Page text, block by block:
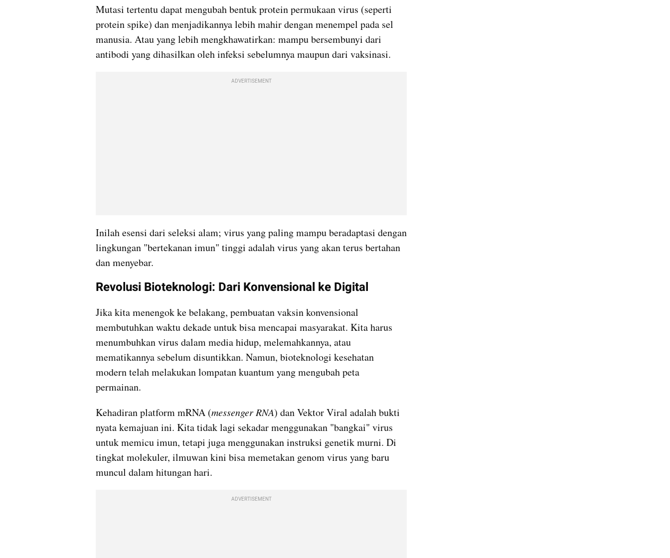
Mutasi tertentu dapat mengubah bentuk protein permukaan virus (seperti
protein spike) dan menjadikannya lebih mahir dengan menempel pada sel
manusia. Atau yang lebih mengkhawatirkan: mampu bersembunyi dari
antibodi yang dihasilkan oleh infeksi sebelumnya maupun dari vaksinasi.
ADVERTISEMENT
Inilah esensi dari seleksi alam; virus yang paling mampu beradaptasi dengan
lingkungan "bertekanan imun" tinggi adalah virus yang akan terus bertahan
dan menyebar.
Revolusi Bioteknologi: Dari Konvensional ke Digital
​Jika kita menengok ke belakang, pembuatan vaksin konvensional
membutuhkan waktu dekade untuk bisa mencapai masyarakat. Kita harus
menumbuhkan virus dalam media hidup, melemahkannya, atau
mematikannya sebelum disuntikkan. Namun, bioteknologi kesehatan
modern telah melakukan lompatan kuantum yang mengubah peta
permainan.
​Kehadiran platform mRNA (messenger RNA) dan Vektor Viral adalah bukti
nyata kemajuan ini. Kita tidak lagi sekadar menggunakan "bangkai" virus
untuk memicu imun, tetapi juga menggunakan instruksi genetik murni. Di
tingkat molekuler, ilmuwan kini bisa memetakan genom virus yang baru
muncul dalam hitungan hari.
ADVERTISEMENT